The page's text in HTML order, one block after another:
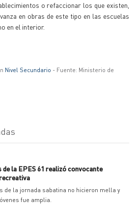
o refaccionar los que existen,
en obras de este tipo en las escuelas
en el interior.
Nivel Secundario - Fuente: Ministerio de
la EPES 61 realizó convocante
de la jornada sabatina no hicieron mella y
fue amplia.